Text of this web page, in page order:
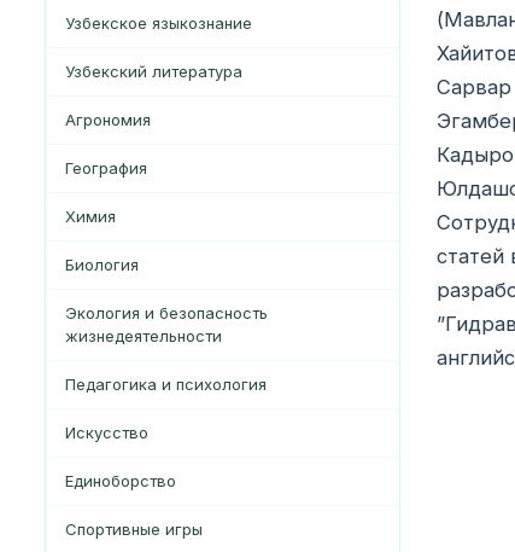
Узбекское языкознание
Узбекский литература
Агрономия
География
Xимия
Биология
Экология и безопасность
жизнедеятельности
Педагогика и психология
Искусство
Единоборство
Спортивные игры
статей